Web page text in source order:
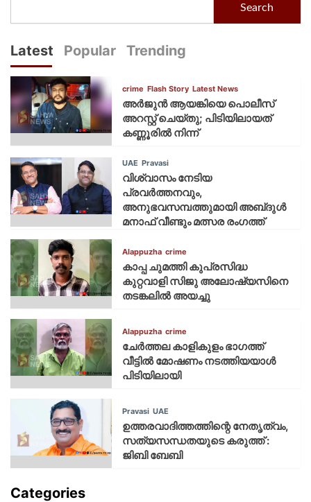
Search
Latest Popular Trending
crime Flash Story Latest News
അർജുൻ ആയങ്കിയെ പൊലീസ്
അറസ്റ്റ് ചെയ്‌തു; പിടിയിലായത്
കണ്ണൂരിൽ നിന്ന്
UAE Pravasi
വിശ്വാസം നേടിയ
പ്രവർത്തനവും,
അനുഭവസമ്പത്തുമായി അബ്‌ദുൾ
മനാഫ് വീണ്ടും മത്സര രംഗത്ത്
Alappuzha crime
കാപ്പ ചുമത്തി കുപ്രസിദ്ധ
കുറ്റവാളി സിജു അലോഷ്യസിനെ
തടങ്കലിൽ അയച്ചു
Alappuzha crime
ചേർത്തല കാളികുളം ഭാഗത്ത്
വീട്ടിൽ മോഷണം നടത്തിയയാൾ
പിടിയിലായി
Pravasi UAE
ഉത്തരവാദിത്തത്തിന്റെ നേതൃത്വം,
സത്യസന്ധതയുടെ കരുത്ത് :
ജിബി ബേബി
Categories